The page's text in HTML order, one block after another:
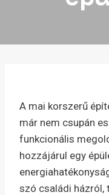
A mai korszerű
már nem csupán
funkcionális
hozzájárul egy
szó családi házról,